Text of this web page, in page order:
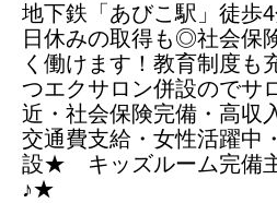
地下鉄「あびこ駅」徒歩
日休みの取得も◎社会保
く働けます！教育制度も
つエクサロン併設のでサ
近・社会保険完備・高収
交通費支給・女性活躍中
設★ キッズルーム完備
♪★